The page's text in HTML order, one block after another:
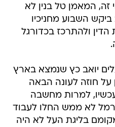
זה, המאמן טל בנין לא
ביקש השבוע מחניכיו
ולהתרכז בכדורגל
יואב כץ שנמצא בארץ
על חוזה לעונה הבאה
למרות מחשבה
לא ממש החלו לעבוד
בליגת העל לא היה